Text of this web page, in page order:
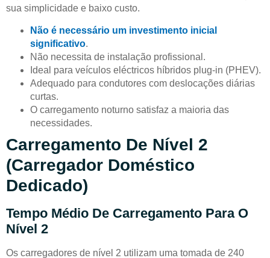
sua simplicidade e baixo custo.
Não é necessário um investimento inicial
significativo.
Não necessita de instalação profissional.
Ideal para veículos eléctricos híbridos plug-in (PHEV).
Adequado para condutores com deslocações diárias
curtas.
O carregamento noturno satisfaz a maioria das
necessidades.
Carregamento De Nível 2
(carregador Doméstico
Dedicado)
Tempo Médio De Carregamento Para O
Nível 2
Os carregadores de nível 2 utilizam uma tomada de 240